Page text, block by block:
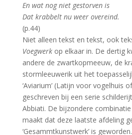
En wat nog niet gestorven is
Dat krabbelt nu weer overeind.
(p.44)
Niet alleen tekst en tekst, ook
Voegwerk op elkaar in. De dertig
andere de zwartkopmeeuw, de
stormleeuwerik uit het
‘Aviarium’ (Latijn voor vogelhuis
geschreven bij een serie
Abbiati. De bijzondere
maakt dat deze laatste afdeling
‘Gesammtkunstwerk’ is geworden.